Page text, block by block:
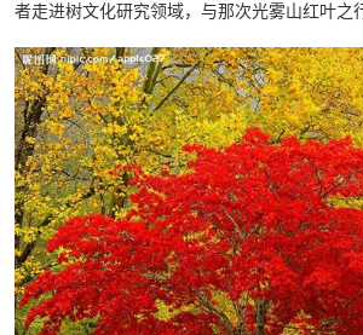
者走进树文化研究领域，与那次光雾山红叶之